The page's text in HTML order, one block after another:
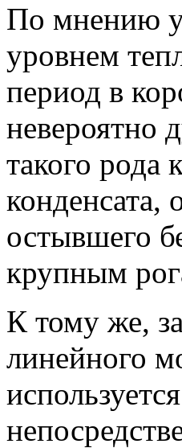
По мнению
уровнем
период в
невероятно
такого рода
конденсата,
остывшего
крупным
К тому же,
линейного